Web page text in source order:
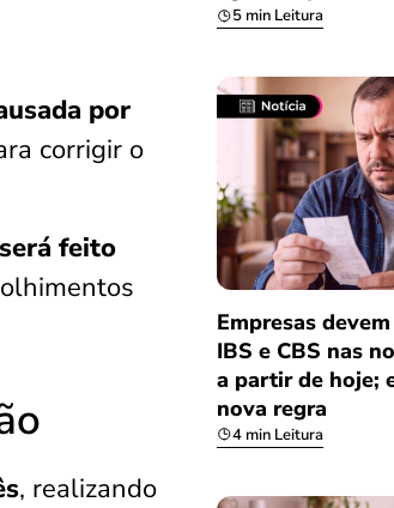
por
corrigir o
será feito
, realizando
5 min Leitura
Empresas
IBS e CBS nas
a partir de hoje;
nova regra
4 min Leitura